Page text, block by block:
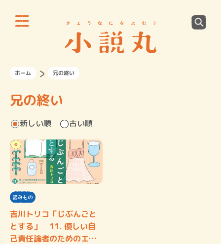
ホーム 兄の終い
兄の終い
新しい順 古い順
読みもの
吉川トリコ「じぶんごと
とする」 11. 優しい自
己責任論者のためのエ